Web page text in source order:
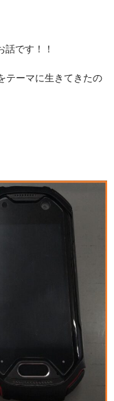
です！！
テーマに生きてきたの